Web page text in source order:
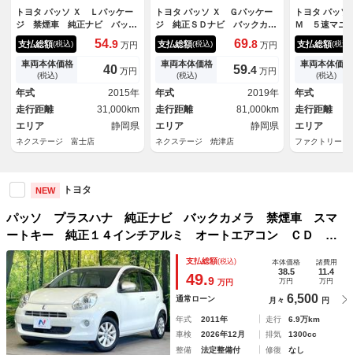
トヨタ パッソ Ｘ Ｌパッケー
ジ 禁煙車 純正ナビ バック
モニター Ｂｌｕｅｔｏｏｔ
ｈ 電動コーナーポール シー
トリフター アイドリングスト
ップ 電動格納ミラー ベンチ
シート アームレスト シート
アンダーボックス スペアタイ
ヤ
支払総額(税込) 54.9 万円
車両本体価格
(税込) 40 万円
年式
2015年
走行距離
31,000km
エリア
静岡県
ネクステージ 富士店
トヨタ パッソ Ｘ Ｇパッケー
ジ 純正ＳＤナビ バックカメ
ラ 衝突被害軽減システム 禁
煙車 シートヒーター コーナ
ーセンサー スマートキー Ｌ
ＥＤヘッド ビルトインＥＴ
Ｃ オートライト オートエア
コン Ｂｌｕｅｔｏｏｔｈ Ｃ
Ｄ
支払総額(税込) 69.8 万円
車両本体価格
(税込) 59.4 万円
年式
2019年
走行距離
81,000km
エリア
静岡県
ネクステージ 焼津店
トヨタ パッ
Ｍ ５速マニ
用サスペンシ
マフラー ソ
ＭＯＭＯス
１４インチ
ション 新品
ーキチューニ
支払総額(税込)
車両本体価格
(税込)
年式
走行距離
エリア
ファクトリーＧ
NEW トヨタ
パッソ プラスハナ 純正ナビ バックカメラ 禁煙車 スマ
ートキー 純正１４インチアルミ オートエアコン ＣＤ 地
デジ
支払総額(税込)
49.9 万円
本体価格
38.5
万円
諸費用
11.4
万円
通常ローン 月々 6,500 円
年式 2011年 走行
6.9万km
車検
2026年12月 排気
1300cc
整備
法定整備付 修復
なし